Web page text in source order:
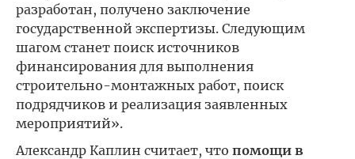
разработан, получено заключение
государственной экспертизы. Следующим
шагом станет поиск источников
финансирования для выполнения
строительно-монтажных работ, поиск
подрядчиков и реализация заявленных
мероприятий».
Александр Каплин считает, что помощи в